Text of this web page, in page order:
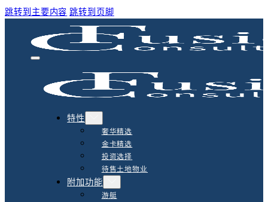
跳转到主要内容 跳转到页脚
特性
奢华精选
金卡精选
投资选择
待售土地物业
附加功能
游艇